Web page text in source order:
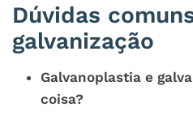
Dúvidas
galvanização
Galvanoplastia e
coisa?